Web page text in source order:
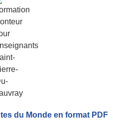
du Monde en format PDF